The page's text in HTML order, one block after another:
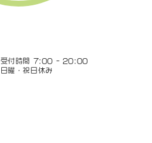
受付時間 7:00 - 20:00
日曜・祝日休み